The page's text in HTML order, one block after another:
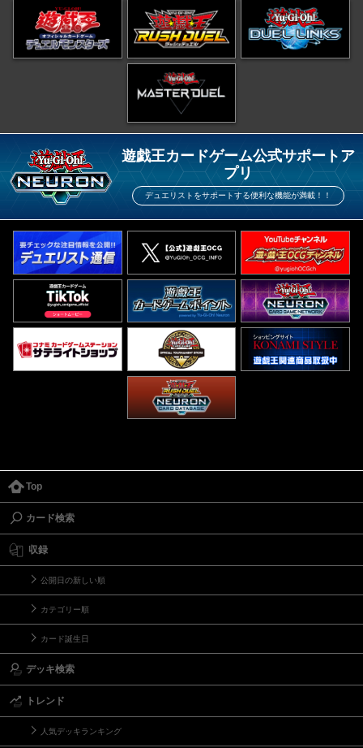
遊戯王カードゲーム公式サポートア
プリ
デュエリストをサポートする便利な機能が満載！！
Top
カード検索
収録
公開日の新しい順
カテゴリー順
カード誕生日
デッキ検索
トレンド
人気デッキランキング